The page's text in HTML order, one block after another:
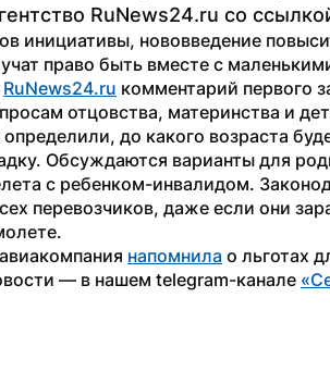
RuNews24.ru со
инициативы, нововведение
право быть вместе с
RuNews24.ru комментарий первого
отцовства, материнства и
до какого возраста
Обсуждаются варианты для
с ребенком-инвалидом.
перевозчиков, даже если они
напомнила о льготах
— в нашем telegram-канале